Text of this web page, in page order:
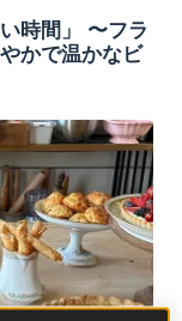
時間」 〜フラ
かで温かなビ